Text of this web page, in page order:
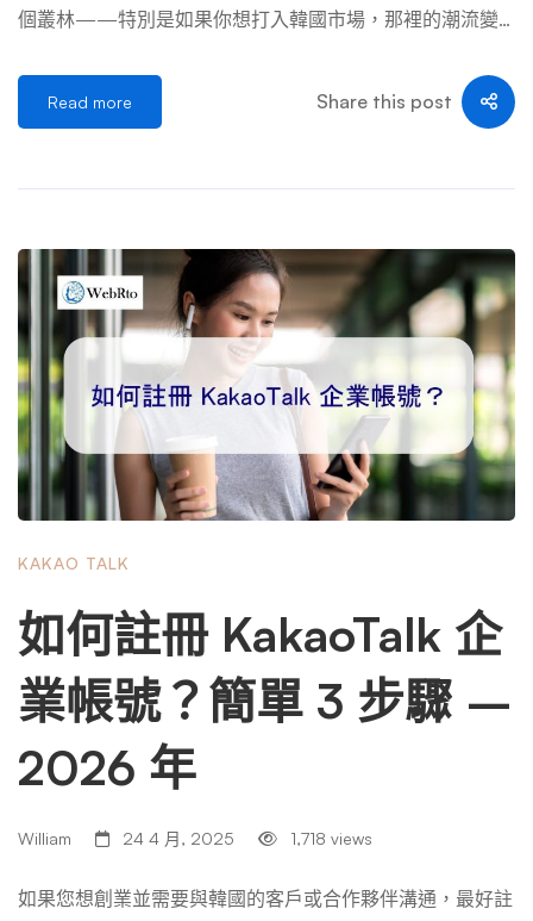
體、PPC 廣告等方面。但韓國的數位行銷與世界其他地區
細考慮韓國特有的方法和細微差別。我 […] …
個叢林——特別是如果你想打入韓國市場，那裡的潮流變
是從字面上還是文化上。 事實是：並非所有機構都是平等
的。有些是全球巨頭，但對當地市場卻沒有真正的了解。其
並且擅長透過引人入勝的敘述來建立品牌忠誠度。 那麼，
如何選擇合適的代理商呢？是否符合您的行銷目標、使用文
化語言、並真正幫助您增加銷售額和網站流量？ 讓我們來
分析一下。 為什麼韓國數位行銷是一場完全不同的遊戲 你
可能在美國、澳洲或新加坡取得成功——但要進入韓國
嗎？這是一個新的競爭環境，有著不同的規則、平台，甚至
對品牌如何呈現的期望。 Naver 是王者，而非 Google 讓我
們打破一個神話。雖然Google在全球佔據主導地位，但 Na
ver 才是韓國最主要的搜尋引擎，佔據了近 48% 的搜尋市
er 獨特的搜尋引擎優化 (SEO) 生態系統 – 例如 Naver 部落
球 SEO 劇本並期望在韓國獲得更高的排名。 事實查核：G
oogle的 SEO 規則並不完全適用於韓國。如果沒有本地平台
優化，您的品牌將無法被目標受眾看到。 本地平台的力量 K
akaoTalk、Coupang、Naver Shopping 和 Instagram 是韓國
消費者聚會、購物和互動的地方。精明的行銷機構需要了解
本地平台以及如何進行能夠引起深刻共鳴的活動。例如，網
潮流、集體主義的社會。如果忽略文化契合度，在西方行之
Read more Share this post
KAKAO TALK
如何註冊 KakaoTalk 企
業帳號？簡單 3 步驟 –
2026 年
William 24 4 月, 2025 1,718 views
如果您想創業並需要與韓國的客戶或合作夥伴溝通，最好註